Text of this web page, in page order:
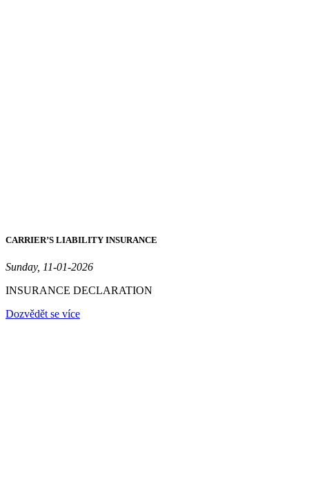
CARRIER’S LIABILITY INSURANCE
Sunday, 11-01-2026
INSURANCE DECLARATION
Dozvědět se více